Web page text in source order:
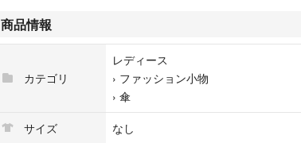
[親骨の長さ]約58.5cm、[直径]約100cm、[全長]約82cm
※サイズは当店平置き実寸サイズです。実際のサイズと多少の誤
生じる場合がございます。ご了承ください。
透明感のあるクリアデザインに、かわいい“キャットインザレイ
をあしらったおしゃれなビニール傘。雨の日の気分を明るくして
商品情報
カテゴリ
レディース
› ファッション小物
› 傘
サイズ
なし